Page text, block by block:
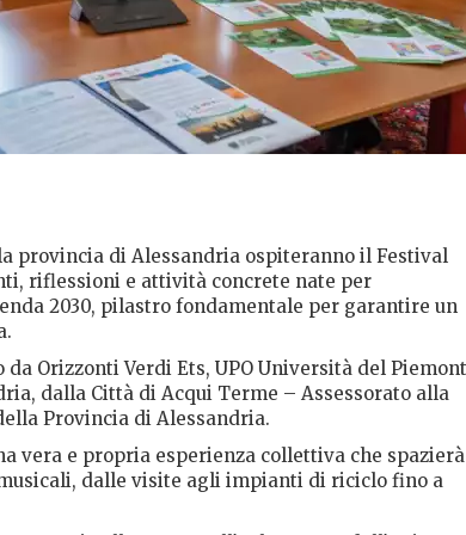
provincia di Alessandria ospiteranno il Festival
riflessioni e attività concrete nate per
2030, pilastro fondamentale per garantire un
Orizzonti Verdi Ets, UPO Università del
dalla Città di Acqui Terme – Assessorato alla
Provincia di Alessandria.
vera e propria esperienza collettiva che spazierà
dalle visite agli impianti di riciclo fino a